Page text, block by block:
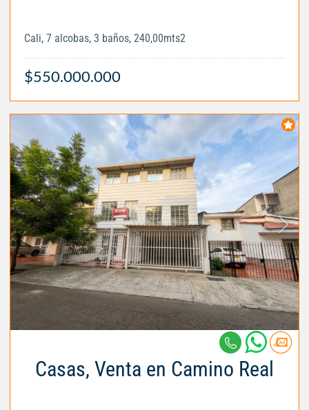
Cali, 7 alcobas, 3 baños, 240,00mts2
$550.000.000
Casas, Venta en Camino Real